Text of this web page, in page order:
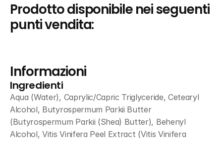
Prodotto disponibile nei seguenti
punti vendita:
Informazioni
Ingredienti
Aqua (Water), Caprylic/Capric Triglyceride, Cetearyl
Alcohol, Butyrospermum Parkii Butter
(Butyrospermum Parkii (Shea) Butter), Behenyl
Alcohol, Vitis Vinifera Peel Extract (Vitis Vinifera